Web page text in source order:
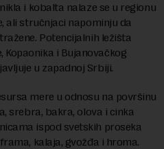
i kobalta nalaze se u regionu
ali stručnjaci napominju da
Potencijalnih ležišta
Kopaonika i Bujanovačkog
u zapadnoj Srbiji.
mere u odnosu na površinu
srebra, bakra, olova i cinka
ispod svetskih proseka
kalaja, gvožđa i hroma.